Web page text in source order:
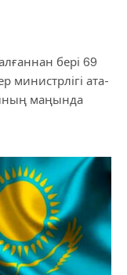
бері 69
министрлігі ата-
маңында